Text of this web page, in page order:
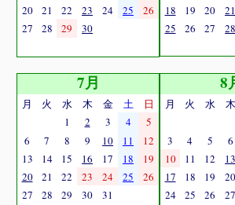
20
21 22 23 24 25
26
27
28 29 30
18
19 20 21
25
26 27 28
7月
月 火 水 木 金 土
日
1
2 3 4
5
6
7 8 9 10 11
12
13
14 15 16 17 18
19
20
21 22 23 24 25
26
27
28 29 30 31
8
月 火 水 木
3
4 5 6
10
11 12 13
17
18 19 20
24
25 26 27